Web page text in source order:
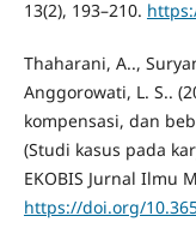
13(2), 193–210.
Thaharani, A..,
Anggorowati, L. S..
kompensasi, dan
(Studi kasus pada
EKOBIS Jurnal Ilmu
https://doi.org/